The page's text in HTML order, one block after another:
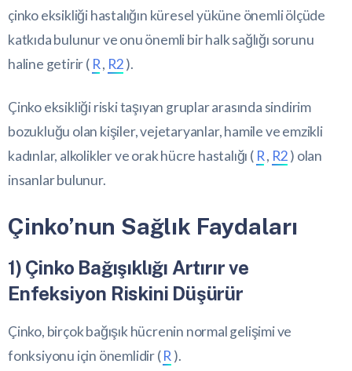
çinko eksikliği hastalığın küresel yüküne önemli ölçüde
katkıda bulunur ve onu önemli bir halk sağlığı sorunu
haline getirir ( R, R2).
Çinko eksikliği riski taşıyan gruplar arasında sindirim
bozukluğu olan kişiler, vejetaryanlar, hamile ve emzikli
kadınlar, alkolikler ve orak hücre hastalığı ( R, R2) olan
insanlar bulunur.
Çinko’nun Sağlık Faydaları
1) Çinko Bağışıklığı Artırır ve
Enfeksiyon Riskini Düşürür
Çinko, birçok bağışık hücrenin normal gelişimi ve
fonksiyonu için önemlidir (R ).